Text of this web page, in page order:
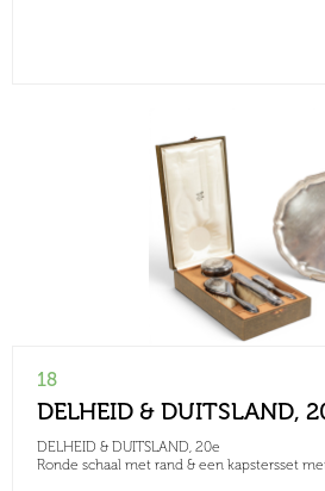
18
DELHEID & DUITSLAND,
DELHEID & DUITSLAND, 20e
Ronde schaal met rand & een kapstersset